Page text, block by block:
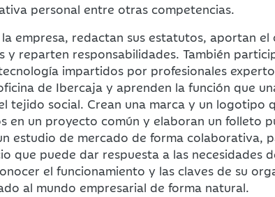
personal entre otras competencias.
empresa, redactan sus estatutos, aportan el
y reparten responsabilidades. También
impartidos por profesionales
de Ibercaja y aprenden la función que
tejido social. Crean una marca y un logotipo
en un proyecto común y elaboran un folleto
estudio de mercado de forma colaborativa,
que puede dar respuesta a las necesidades
el funcionamiento y las claves de su
al mundo empresarial de forma natural.